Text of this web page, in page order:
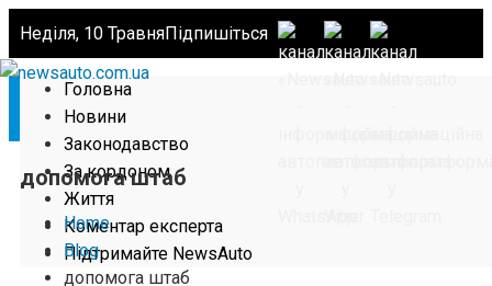
Неділя, 10 ТравняПідпишіться
Головна
Новини
Законодавство
За кордоном
Життя
Коментар експерта
Підтримайте NewsAuto
допомога штаб
Home
Blog
допомога штаб